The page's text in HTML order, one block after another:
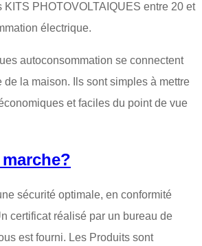
PHOTOVOLTAIQUES entre 20 et
électrique.
autoconsommation se connectent
la maison. Ils sont simples à mettre
et faciles du point de vue
sécurité optimale, en conformité
certificat réalisé par un bureau de
est fourni. Les Produits sont